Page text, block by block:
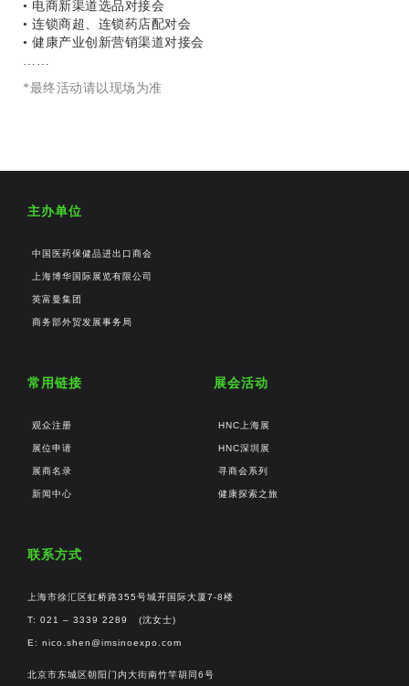
• 电商新渠道选品对接会
• 连锁商超、连锁药店配对会
• 健康产业创新营销渠道对接会
*最终活动请以现场为准
主办单位
中国医药保健品进出口商会
上海博华国际展览有限公司
英富曼集团
商务部外贸发展事务局
常用链接
观众注册
展位申请
展商名录
新闻中心
展会活动
HNC上海展
HNC深圳展
寻商会系列
健康探索之旅
联系方式
上海市徐汇区虹桥路355号城开国际大厦7-8楼
T: 021 – 3339 2289 (沈女士)
E: nico.shen@imsinoexpo.com
北京市东城区朝阳门内大街南竹竿胡同6号